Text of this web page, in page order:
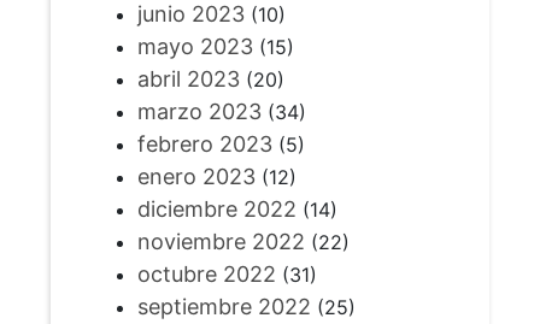
junio 2023(10)
mayo 2023(15)
abril 2023(20)
marzo 2023(34)
febrero 2023(5)
enero 2023(12)
diciembre 2022 (14)
noviembre 2022 (22)
octubre 2022 (31)
septiembre 2022 (25)